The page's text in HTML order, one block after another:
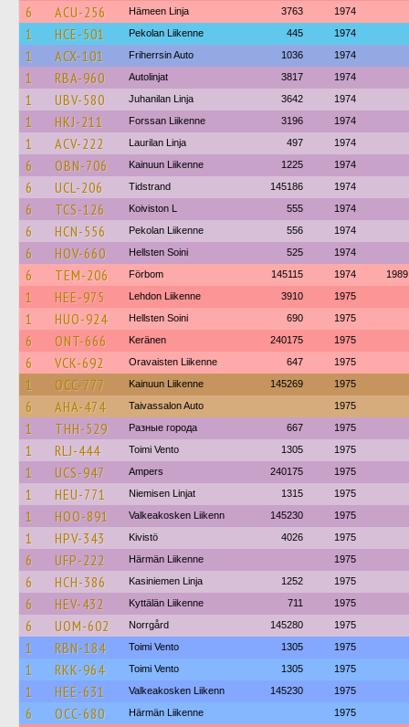
6 ACU-256 Hämeen Linja 3763 1974
1 HCE-501 Pekolan Liikenne 445 1974
1 ACX-101 Friherrsin Auto 1036 1974
1 RBA-960 Autolinjat 3817 1974
1 UBV-580 Juhanilan Linja 3642 1974
1 HKJ-211 Forssan Liikenne 3196 1974
1 ACV-222 Laurilan Linja 497 1974
6 OBN-706 Kainuun Liikenne 1225 1974
6 UCL-206 Tidstrand 145186 1974
6 TCS-126 Koiviston L 555 1974
6 HCN-556 Pekolan Liikenne 556 1974
6 HOV-660 Hellsten Soini 525 1974
6 TEM-206 Förbom 145115 1974 1989
1 HEE-975 Lehdon Liikenne 3910 1975
1 HUO-924 Hellsten Soini 690 1975
6 ONT-666 Keränen 240175 1975
6 VCK-692 Oravaisten Liikenne 647 1975
1 OCC-777 Kainuun Liikenne 145269 1975
6 AHA-474 Taivassalon Auto 1975
1 THH-529 Разные города 667 1975
1 RLJ-444 Toimi Vento 1305 1975
1 UCS-947 Ampers 240175 1975
1 HEU-771 Niemisen Linjat 1315 1975
1 HOO-891 Valkeakosken Liikenn 145230 1975
1 HPV-343 Kivistö 4026 1975
6 UFP-222 Härmän Liikenne 1975
6 HCH-386 Kasiniemen Linja 1252 1975
6 HEV-432 Kyttälän Liikenne 711 1975
6 UOM-602 Norrgård 145280 1975
1 RBN-184 Toimi Vento 1305 1975
1 RKK-964 Toimi Vento 1305 1975
1 HEE-631 Valkeakosken Liikenn 145230 1975
6 OCC-680 Härmän Liikenne 1975